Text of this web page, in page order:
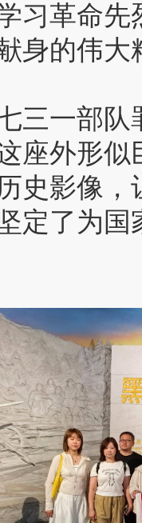
习革命
身的伟大
三一部
座外形似
史影像
定了为